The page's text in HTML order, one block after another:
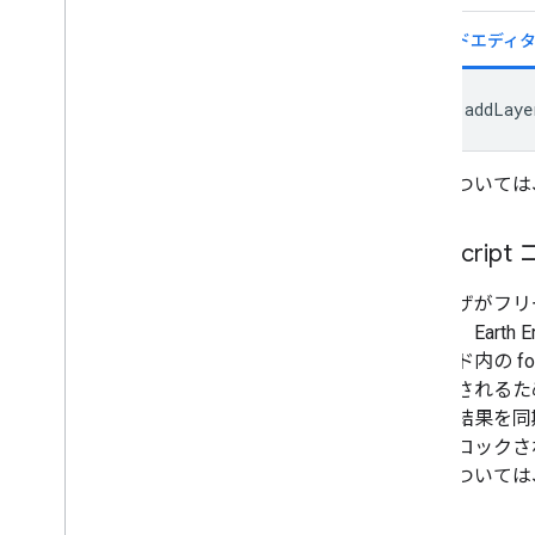
詳細について
Script
ブラウザがフ
ことや、Earth
のコード内の
で実行される
ら計算結果を
ウザがロック
詳細について